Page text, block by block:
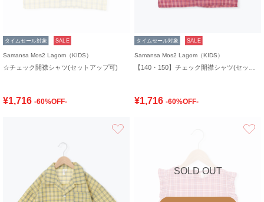
タイムセール対象 SALE
Samansa Mos2 Lagom（KIDS）
☆チェック開襟シャツ(セットアップ可)
¥1,716 -60%OFF-
タイムセール対象 SALE
Samansa Mos2 Lagom（KIDS）
¥1,716 -60%OFF-
SOLD OUT